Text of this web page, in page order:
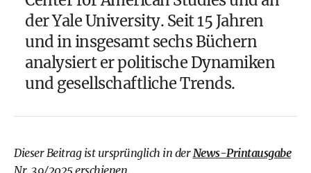
der Yale University. Seit 15 Jahren
und in insgesamt sechs Büchern
analysiert er politische Dynamiken
und gesellschaftliche Trends.
Dieser Beitrag ist ursprünglich in der News-Printausgabe
Nr. 39/2025 erschienen.